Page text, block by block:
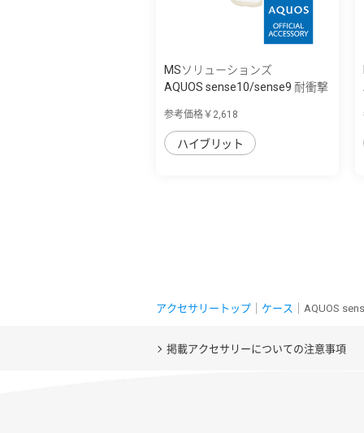
MSソリューションズ
AQUOS sense10/sense9 耐衝撃
参考価格￥2,618
ハイブリット
アクセサリートップ ケース ｜AQUOS
掲載アクセサリーについての注意事項